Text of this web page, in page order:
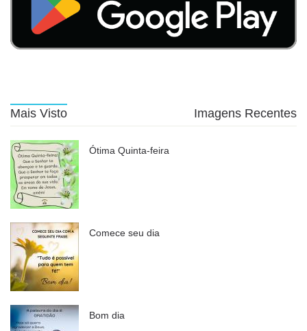
Mais Visto Imagens Recentes
Ótima Quinta-feira
Comece seu dia
Bom dia